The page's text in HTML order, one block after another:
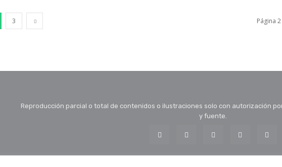
3 Página
Reproducción parcial o total de contenidos o ilustraciones solo con autorización
y fuente.